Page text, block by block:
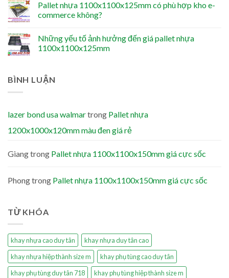
Pallet nhựa 1100x1100x125mm có phù hợp kho e-
commerce không?
Những yếu tố ảnh hưởng đến giá pallet nhựa
1100x1100x125mm
BÌNH LUẬN
lazer bond usa walmartrong Pallet nhựa
1200x1000x120mm màu đen giá rẻ
Giangtrong Pallet nhựa 1100x1100x150mm giá cực sốc
Phongtrong Pallet nhựa 1100x1100x150mm giá cực sốc
TỪ KHÓA
khay nhựa cao duy tân
khay nhựa duy tân cao
khay nhựa hiệp thành size m
khay phụ tùng cao duy tân
khay phụ tùng duy tân 718
khay phụ tùng hiệp thành size m